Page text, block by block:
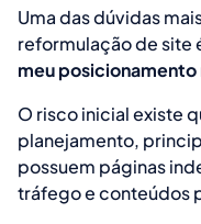
Uma das dúvidas
reformulação de site
meu posicionamento
O risco inicial existe
planejamento,
possuem páginas
tráfego e conteúdos